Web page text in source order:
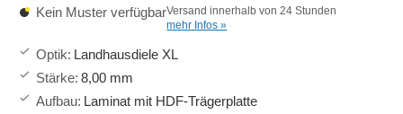
Kein Muster verfügbarVersand innerhalb von 24 Stunden
mehr Infos »
Optik: Landhausdiele XL
Stärke: 8,00 mm
Aufbau: Laminat mit HDF-Trägerplatte